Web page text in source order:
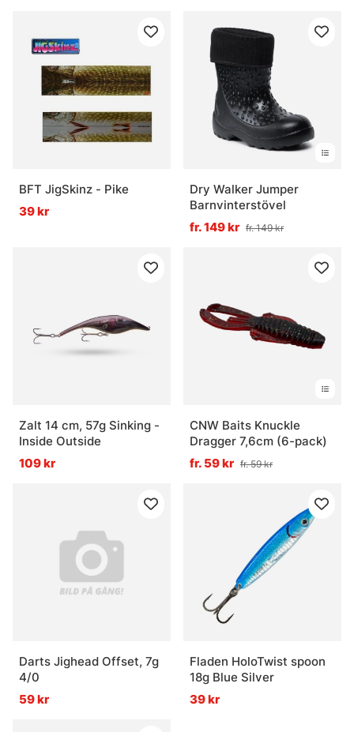
BFT JigSkinz - Pike
39 kr
Dry Walker Jumper
Barnvinterstövel
fr. 149 kr fr. 149 kr
Zalt 14 cm, 57g Sinking -
Inside Outside
109 kr
CNW Baits Knuckle
Dragger 7,6cm (6-pack)
fr. 59 kr fr. 59 kr
Darts Jighead Offset, 7g
4/0
59 kr
Fladen HoloTwist spoon
18g Blue Silver
39 kr